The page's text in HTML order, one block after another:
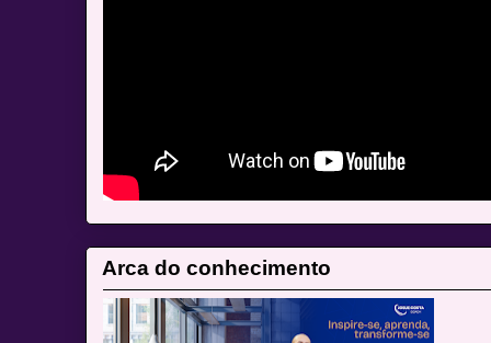
Arca do conhecimento